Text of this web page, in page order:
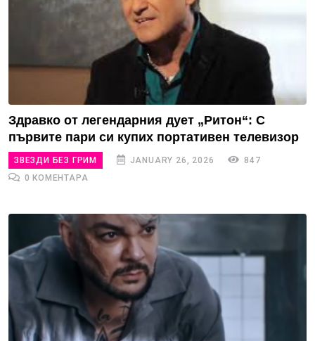
Здравко от легендарния дует „Ритон“: С
първите пари си купих портативен телевизор
ЗВЕЗДИ БЕЗ ГРИМ JANUARY 26, 2026
847
0 КОМЕНТАРА